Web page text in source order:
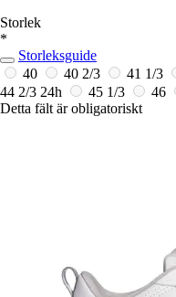
Storlek
*
Storleksguide
40
40 2/3 41 1/3
44 2/3 24h 45 1/3 46
Detta fält är obligatoriskt